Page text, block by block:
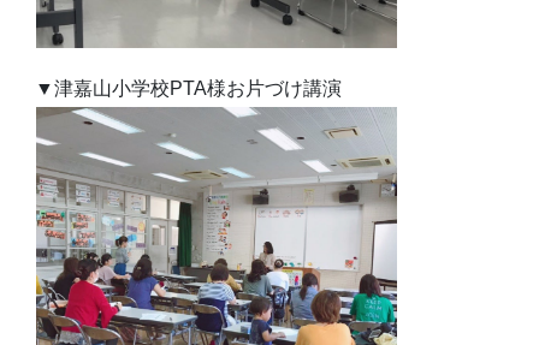
▼津嘉山小学校PTA様お片づけ講演